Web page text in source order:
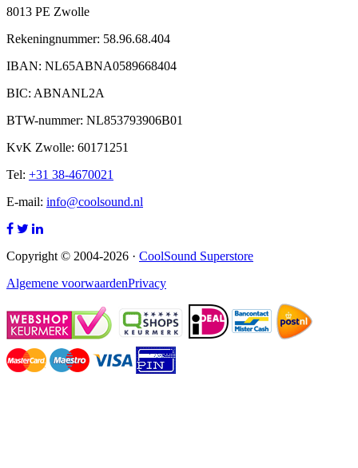
8013 PE Zwolle
Rekeningnummer: 58.96.68.404
IBAN: NL65ABNA0589668404
BIC: ABNANL2A
BTW-nummer: NL853793906B01
KvK Zwolle: 60171251
Tel: +31 38-4670021
E-mail: info@coolsound.nl
Copyright © 2004-2026 · CoolSound Superstore
Algemene voorwaardenPrivacy